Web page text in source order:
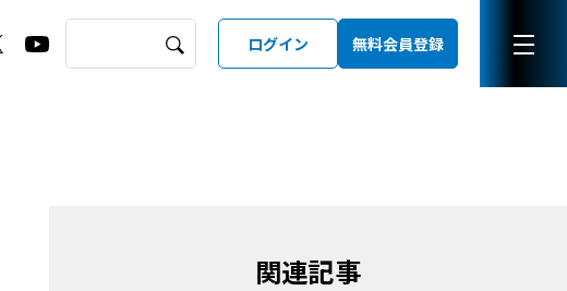
ログイン 無料会員登録
関連記事